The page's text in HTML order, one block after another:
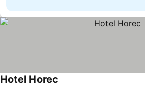
Hotel Horec